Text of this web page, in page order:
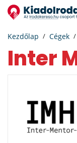
Kezdőlap Cégek
Inter